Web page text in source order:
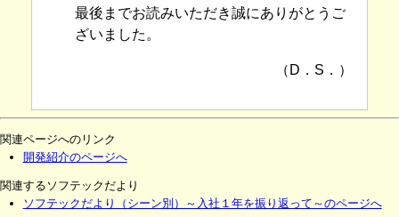
最後までお読みいただき誠にありがとうご
ざいました。
（D．S．）
関連ページへのリンク
開発紹介のページへ
関連するソフテックだより
ソフテックだより（シーン別）～入社１年を振り返って～のページへ